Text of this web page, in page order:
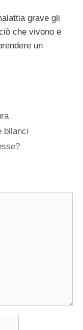
grave gli
che vivono e
un
bilanci